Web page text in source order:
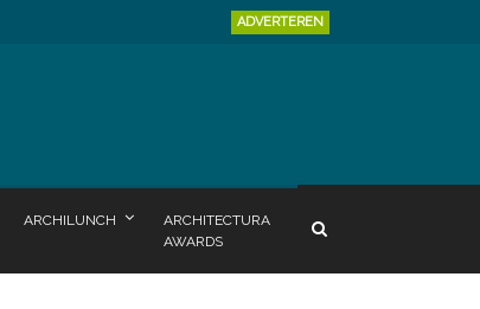
ADVERTEREN
ARCHILUNCH
ARCHITECTURA
AWARDS